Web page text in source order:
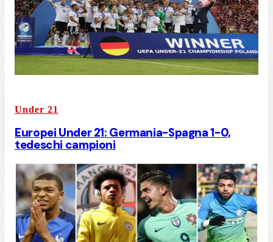
Under 21
Europei Under 21: Germania-Spagna 1-0,
tedeschi campioni